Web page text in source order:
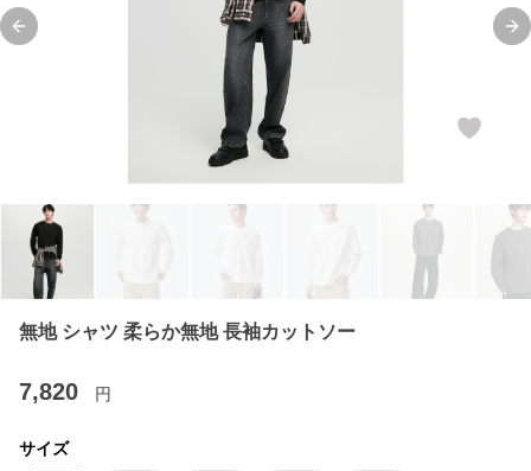
Previous slide
無地 シャツ 柔らか無地 長袖カットソー
7,820 円
サイズ